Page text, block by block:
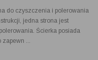
do czyszczenia i polerowania
jedna strona jest
Ścierka posiada
zapewn ...